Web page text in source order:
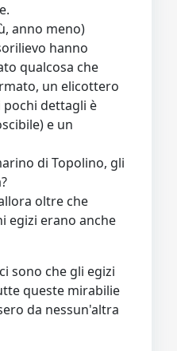
anno meno)
hanno
qualcosa che
un elicottero
pochi dettagli è
e un
di Topolino, gli
oltre che
egizi erano anche
sono che gli egizi
queste mirabilie
da nessun'altra